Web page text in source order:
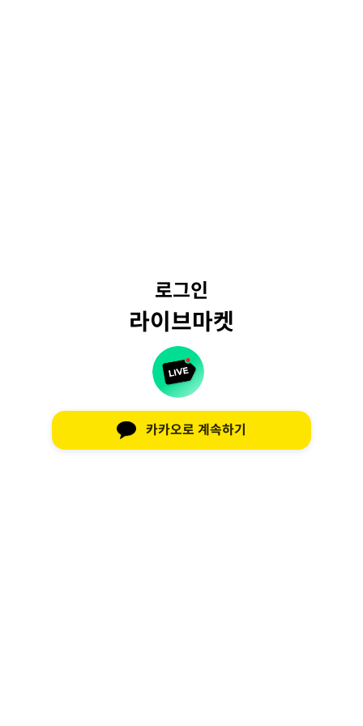
로그인
라이브마켓
카카오로 계속하기